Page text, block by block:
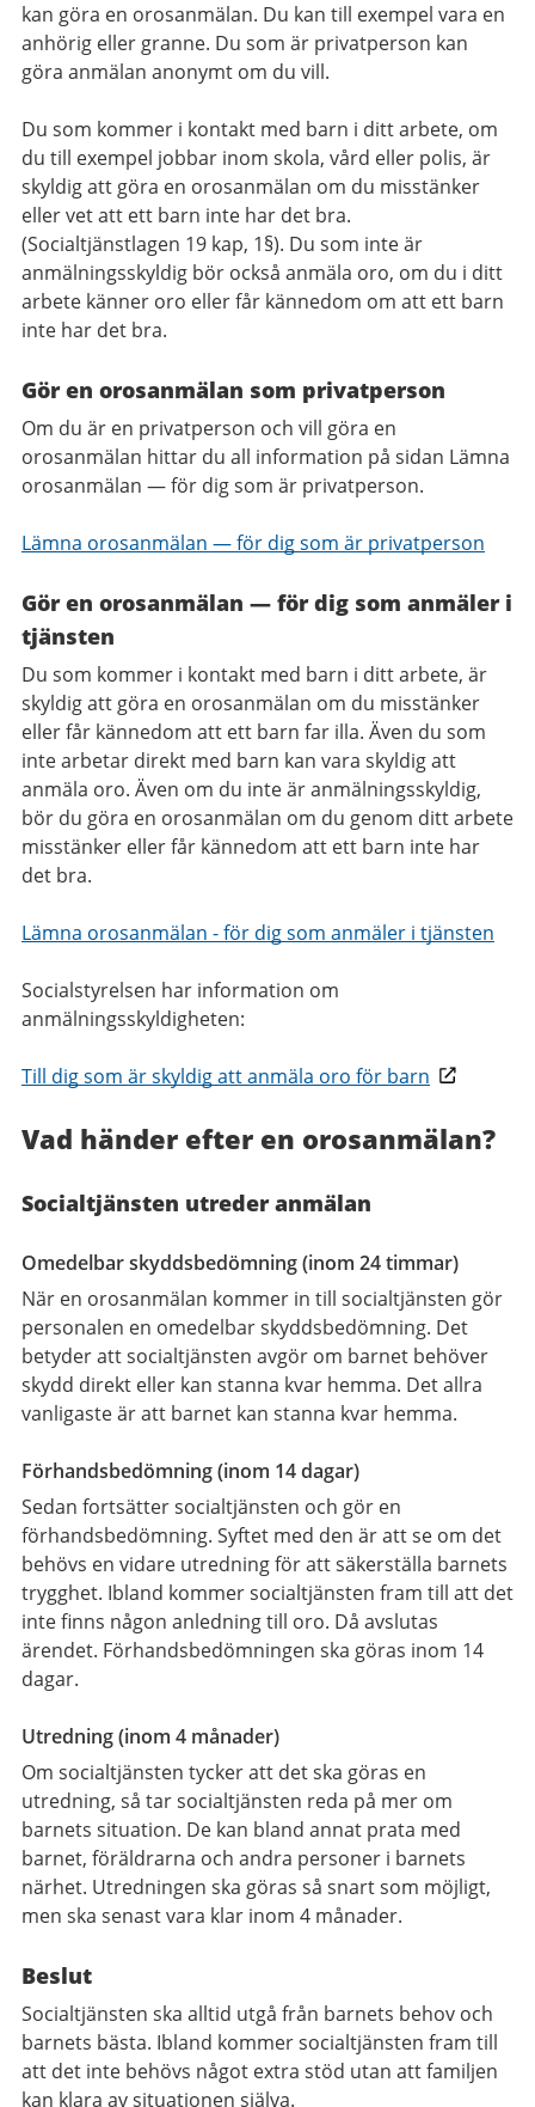
kan göra en orosanmälan. Du kan till exempel vara en
anhörig eller granne. Du som är privatperson kan
göra anmälan anonymt om du vill.
Du som kommer i kontakt med barn i ditt arbete, om
du till exempel jobbar inom skola, vård eller polis, är
skyldig att göra en orosanmälan om du misstänker
eller vet att ett barn inte har det bra.
(Socialtjänstlagen 19 kap, 1§). Du som inte är
anmälningsskyldig bör också anmäla oro, om du i ditt
arbete känner oro eller får kännedom om att ett barn
inte har det bra.
Gör en orosanmälan som privatperson
Om du är en privatperson och vill göra en
orosanmälan hittar du all information på sidan Lämna
orosanmälan — för dig som är privatperson.
Lämna orosanmälan — för dig som är privatperson
Gör en orosanmälan — för dig som anmäler i
tjänsten
Du som kommer i kontakt med barn i ditt arbete, är
skyldig att göra en orosanmälan om du misstänker
eller får kännedom att ett barn far illa. Även du som
inte arbetar direkt med barn kan vara skyldig att
anmäla oro. Även om du inte är anmälningsskyldig,
bör du göra en orosanmälan om du genom ditt arbete
misstänker eller får kännedom att ett barn inte har
det bra.
Lämna orosanmälan - för dig som anmäler i tjänsten
Socialstyrelsen har information om
anmälningsskyldigheten:
Till dig som är skyldig att anmäla oro för barn
Vad händer efter en orosanmälan?
Socialtjänsten utreder anmälan
Omedelbar skyddsbedömning (inom 24 timmar)
När en orosanmälan kommer in till socialtjänsten gör
personalen en omedelbar skyddsbedömning. Det
betyder att socialtjänsten avgör om barnet behöver
skydd direkt eller kan stanna kvar hemma. Det allra
vanligaste är att barnet kan stanna kvar hemma.
Förhandsbedömning (inom 14 dagar)
Sedan fortsätter socialtjänsten och gör en
förhandsbedömning. Syftet med den är att se om det
behövs en vidare utredning för att säkerställa barnets
trygghet. Ibland kommer socialtjänsten fram till att det
inte finns någon anledning till oro. Då avslutas
ärendet. Förhandsbedömningen ska göras inom 14
dagar.
Utredning (inom 4 månader)
Om socialtjänsten tycker att det ska göras en
utredning, så tar socialtjänsten reda på mer om
barnets situation. De kan bland annat prata med
barnet, föräldrarna och andra personer i barnets
närhet. Utredningen ska göras så snart som möjligt,
men ska senast vara klar inom 4 månader.
Beslut
Socialtjänsten ska alltid utgå från barnets behov och
barnets bästa. Ibland kommer socialtjänsten fram till
att det inte behövs något extra stöd utan att familjen
kan klara av situationen själva.